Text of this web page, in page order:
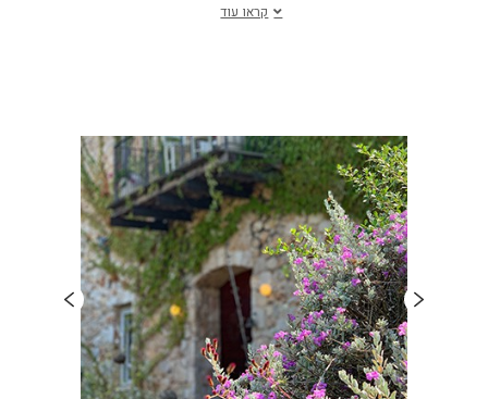
קראו עוד